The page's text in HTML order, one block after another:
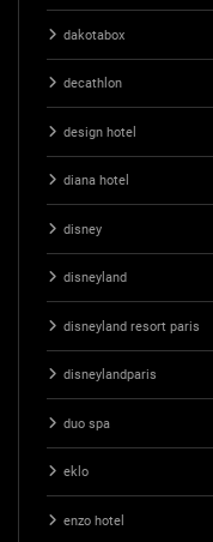
dakotabox
decathlon
design hotel
diana hotel
disney
disneyland
disneyland resort paris
disneylandparis
duo spa
eklo
enzo hotel